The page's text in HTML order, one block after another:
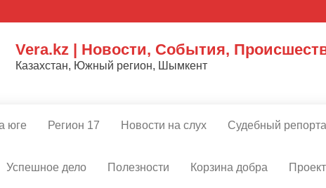
Vera.kz | Новости, События,
Казахстан, Южный регион, Шымкент
юге Регион 17 Новости на слух Судебный
Успешное дело Полезности Корзина добра